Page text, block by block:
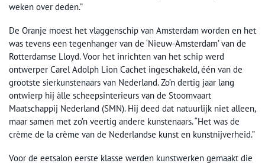
weken over deden.”
De Oranje moest het vlaggenschip van Amsterdam worden en het
was tevens een tegenhanger van de ‘Nieuw-Amsterdam’ van de
Rotterdamse Lloyd. Voor het inrichten van het schip werd
ontwerper Carel Adolph Lion Cachet ingeschakeld, één van de
grootste sierkunstenaars van Nederland. Zo’n dertig jaar lang
ontwierp hij àlle scheepsinterieurs van de Stoomvaart
Maatschappij Nederland (SMN). Hij deed dat natuurlijk niet alleen,
maar samen met zo’n veertig andere kunstenaars. “Het was de
crème de la crème van de Nederlandse kunst en kunstnijverheid.”
Voor de eetsalon eerste klasse werden kunstwerken gemaakt die